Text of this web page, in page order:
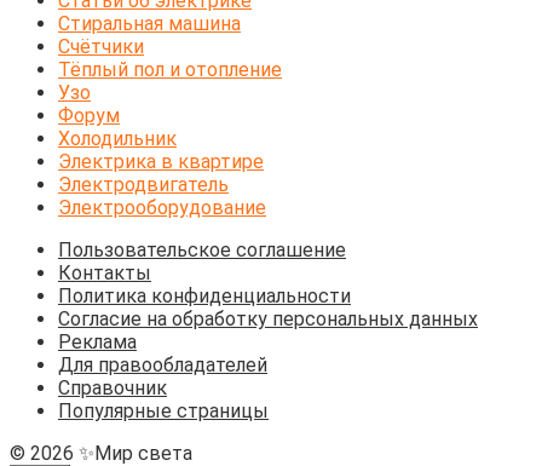
Стиральная машина
Счётчики
Тёплый пол и отопление
Узо
Форум
Холодильник
Электрика в квартире
Электродвигатель
Электрооборудование
Пользовательское соглашение
Контакты
Политика конфиденциальности
Согласие на обработку персональных данных
Реклама
Для правообладателей
Справочник
Популярные страницы
© 2026 ✨Мир света